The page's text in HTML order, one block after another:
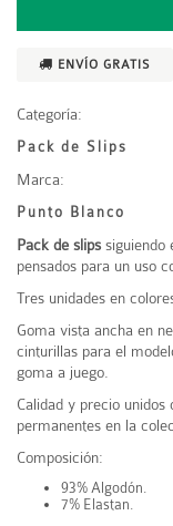
ENVÍO GRATIS
Categoría:
Pack de Slips
Marca:
Punto Blanco
Pack de slips siguiendo
pensados para un uso
Tres unidades en
Goma vista ancha en
cinturillas para el
goma a juego.
Calidad y precio
permanentes en la
Composición:
93% Algodón.
7% Elastan.